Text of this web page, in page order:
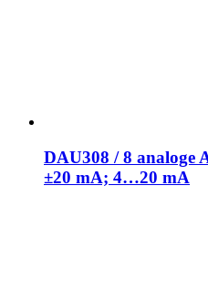
DAU308 / 8 analoge
±20 mA; 4…20 mA